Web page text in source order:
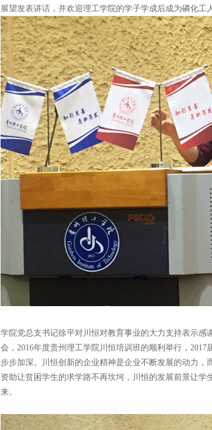
展望发表讲话，并欢迎理工学院的学子学成后成为磷化工
学院党总支书记徐平对川恒对教育事业的大力支持表示感
会，2016年度贵州理工学院川恒培训班的顺利举行，2017
步步加深。川恒创新的企业精神是企业不断发展的动力
资助让贫困学生的求学路不再坎坷，川恒的发展前景让
来。